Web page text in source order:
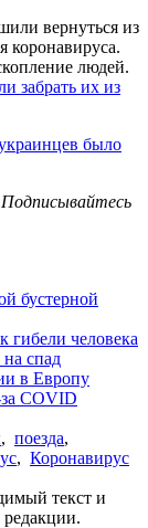
вернуться из
коронавируса.
людей.
забрать их из
было
Подписывайтесь
бустерной
человека
спад
в Европу
COVID
, поезда,
, Коронавирус
текст и